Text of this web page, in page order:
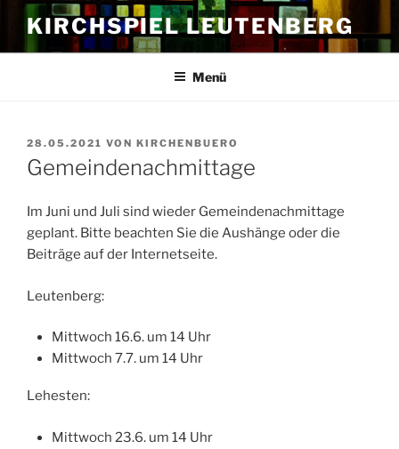
Zum
Inhalt
springen
KIRCHSPIEL LEUTENBERG
Menü
VERÖFFENTLICHT
AM
28.05.2021 VON KIRCHENBUERO
Gemeindenachmittage
Im Juni und Juli sind wieder Gemeindenachmittage
geplant. Bitte beachten Sie die Aushänge oder die
Beiträge auf der Internetseite.
Leutenberg:
Mittwoch 16.6. um 14 Uhr
Mittwoch 7.7. um 14 Uhr
Lehesten:
Mittwoch 23.6. um 14 Uhr